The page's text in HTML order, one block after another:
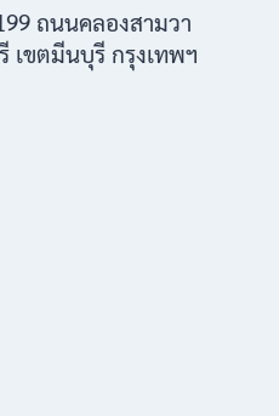
ถนนคลองสามวา
เขตมีนบุรี กรุงเทพฯ